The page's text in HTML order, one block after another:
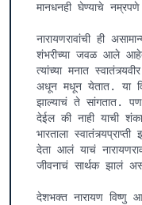
मानधनही घेण्याचे
नारायणरावांची ही
शंभरीच्या जवळ आले
त्यांच्या मनात
अधून मधून येतात. या
झाल्याचं ते सांगतात.
देईल की नाही याची
भारताला
देता आलं याचं
जीवनाचं सार्थक झालं
देशभक्त नारायण विष्णु